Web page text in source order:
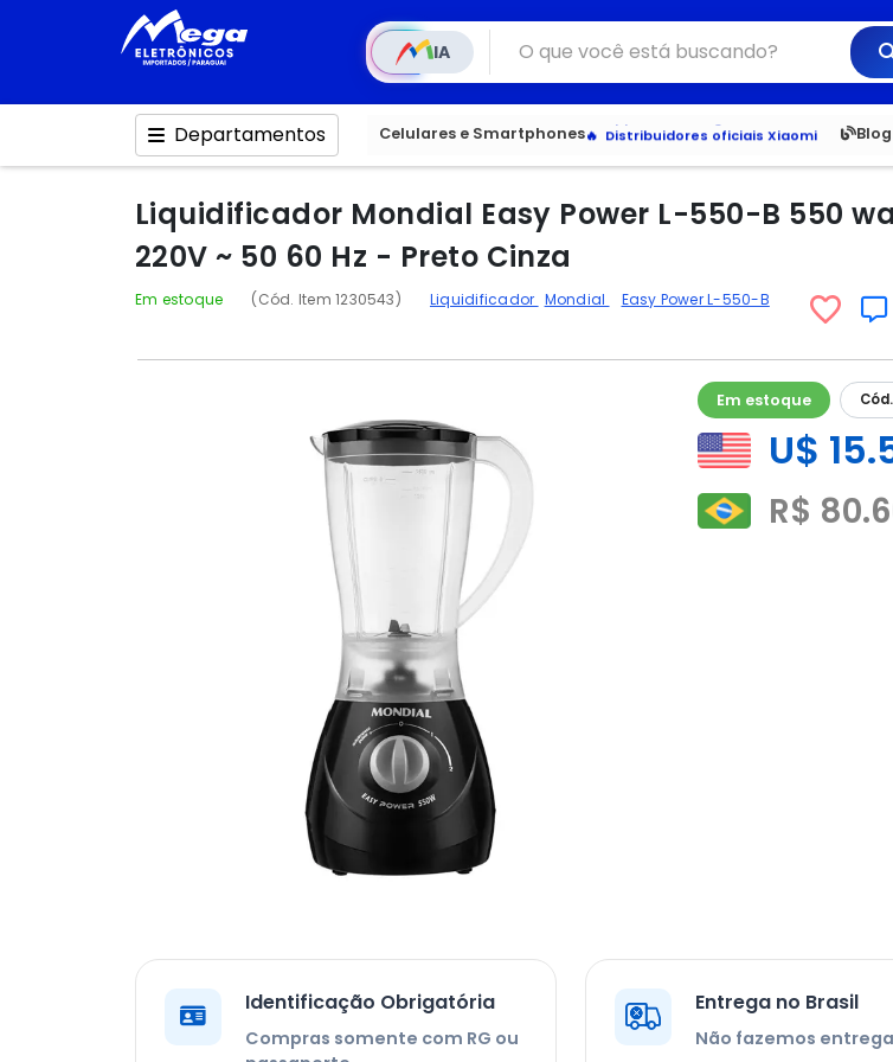
IA
Departamentos Celulares e Smartphones
Veja os Lançamentos
Distribuidores oficiais Xiaomi
Blog
6,050
Liquidificador Mondial Easy Power L-550-B 550
220V ~ 50 60 Hz - Preto Cinza
Em estoque (Cód. Item 1230543) Liquidificador Mondial Easy Power L-550-B
Em estoque
U$
R$
Identificação Obrigatória
Compras somente com RG ou
Entrega no Brasil
Não fazemos